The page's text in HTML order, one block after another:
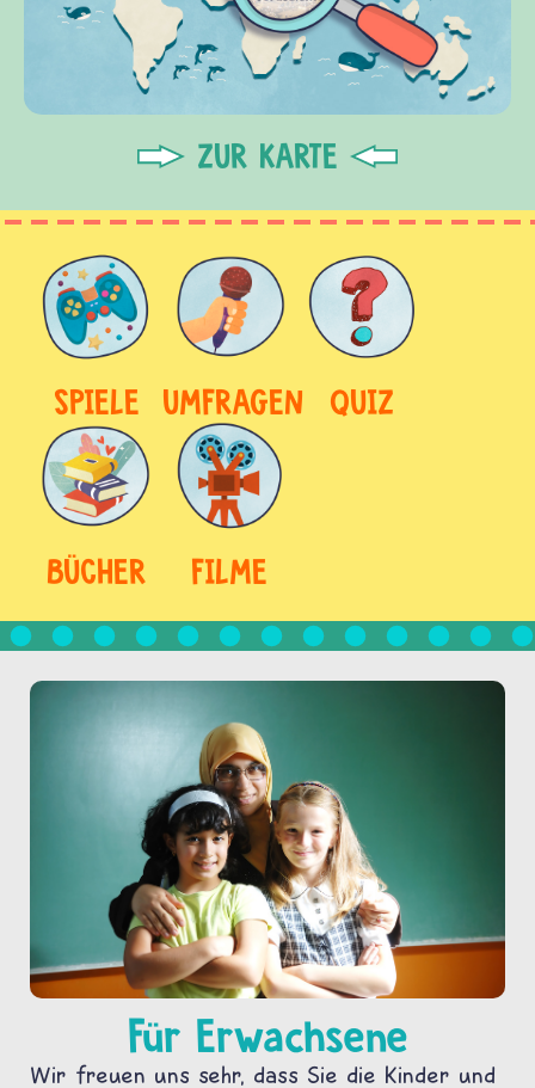
ZUR KARTE
SPIELE UMFRAGEN QUIZ
BÜCHER FILME
Für Erwachsene
Wir freuen uns sehr, dass Sie die Kinder und